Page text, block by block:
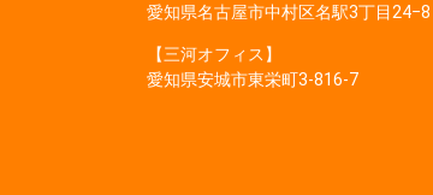
愛知県名古屋市中村区名駅3丁目24−8
【三河オフィス】
愛知県安城市東栄町3‐816‐7